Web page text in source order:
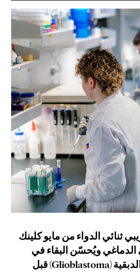
ثنائي الدواء من مايو كلينك
الدماغي ويُحسّن البقاء في
نماذج ورم الأرومة الدبقية (Glioblastoma) قبل